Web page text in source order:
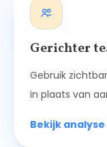
Gerichter
Gebruik
in plaats van
Bekijk analyse